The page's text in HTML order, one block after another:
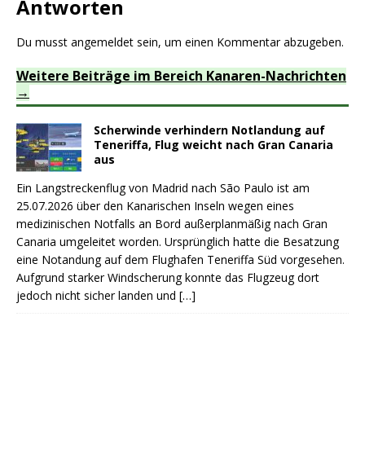
Antworten
Du musst angemeldet sein, um einen Kommentar abzugeben.
Weitere Beiträge im Bereich Kanaren-Nachrichten
Scherwinde verhindern Notlandung auf
Teneriffa, Flug weicht nach Gran Canaria
aus
Ein Langstreckenflug von Madrid nach São Paulo ist am
25.07.2026 über den Kanarischen Inseln wegen eines
medizinischen Notfalls an Bord außerplanmäßig nach Gran
Canaria umgeleitet worden. Ursprünglich hatte die Besatzung
eine Notandung auf dem Flughafen Teneriffa Süd vorgesehen.
Aufgrund starker Windscherung konnte das Flugzeug dort
jedoch nicht sicher landen und […]